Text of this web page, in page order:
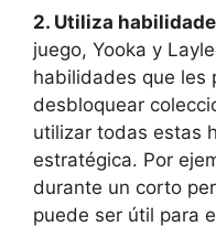
2. Utiliza
juego, Yooka y
habilidades que les
desbloquear
utilizar todas estas
estratégica. Por
durante un corto
puede ser útil para